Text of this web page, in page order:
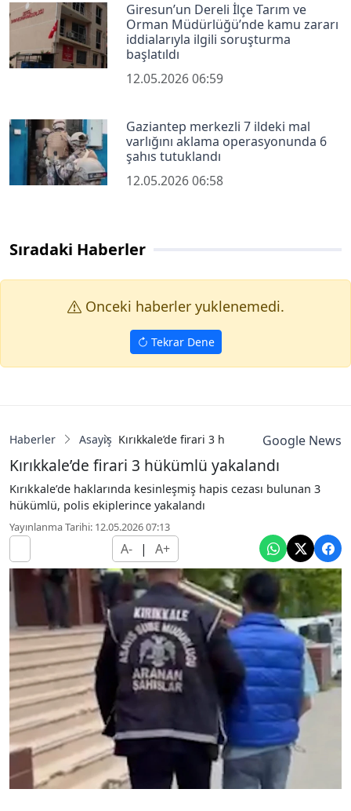
Giresun’un Dereli İlçe Tarım ve
Orman Müdürlüğü’nde kamu zararı
iddialarıyla ilgili soruşturma
başlatıldı
12.05.2026 06:59
Gaziantep merkezli 7 ildeki mal
varlığını aklama operasyonunda 6
şahıs tutuklandı
12.05.2026 06:58
Sıradaki Haberler
Onceki haberler yuklenemedi.
Tekrar Dene
Haberler Asayiş Kırıkkale’de firari 3 hükümlü yakalandı
Google News
Kırıkkale’de firari 3 hükümlü yakalandı
Kırıkkale’de haklarında kesinleşmiş hapis cezası bulunan 3
hükümlü, polis ekiplerince yakalandı
Yayınlanma Tarihi: 12.05.2026 07:13
A- | A+